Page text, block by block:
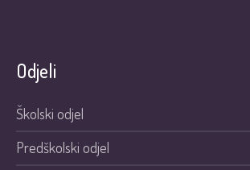
Odjeli
Školski odjel
Predškolski odjel